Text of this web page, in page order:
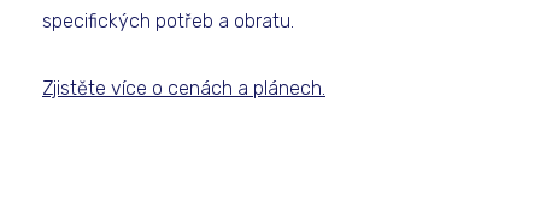
specifických potřeb a obratu.
Zjistěte více o cenách a plánech.